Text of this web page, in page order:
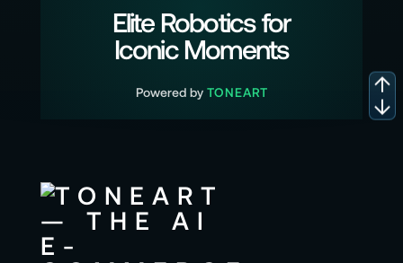
Elite Robotics for
Iconic Moments
Powered by TONEART